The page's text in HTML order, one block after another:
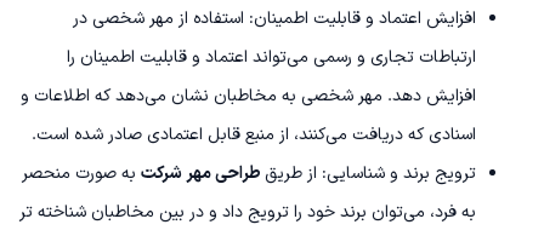
افزایش اعتماد و قابلیت اطمینان: استفاده از مهر شخصی در
ارتباطات تجاری و رسمی می‌تواند اعتماد و قابلیت اطمینان را
افزایش دهد. مهر شخصی به مخاطبان نشان می‌دهد که اطلاعات و
اسنادی که دریافت می‌کنند، از منبع قابل اعتمادی صادر شده است.
ترویج برند و شناسایی: از طریقطراحی مهر شرکت به صورت منحصر
به فرد، می‌توان برند خود را ترویج داد و در بین مخاطبان شناخته تر